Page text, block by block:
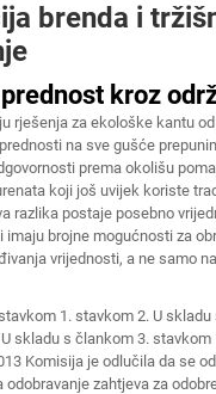
brenda i
kroz
rješenja za ekološke kantu
na sve gušće
prema okolišu
koji još uvijek koriste
razlika postaje posebno
brojne mogućnosti za
vrijednosti, a ne samo
1. stavkom 2. U
skladu s člankom 3. stavkom
Komisija je odlučila da se
zahtjeva za